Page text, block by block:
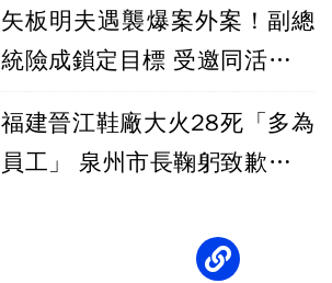
矢板明夫遇襲爆案外案！副總
統險成鎖定目標 受邀同活動因
福建晉江鞋廠大火28死「多為
員工」 泉州市長鞠躬致歉、習